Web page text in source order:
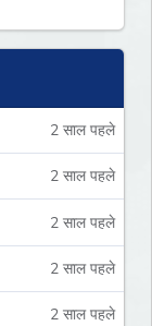
2 साल पहले
2 साल पहले
2 साल पहले
2 साल पहले
2 साल पहले